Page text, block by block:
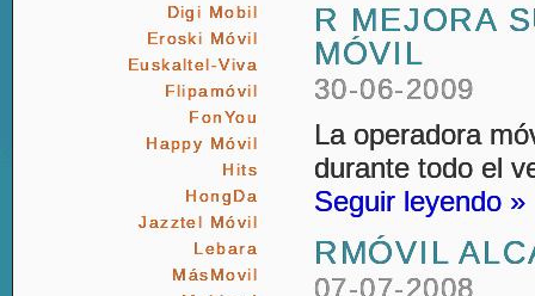
Digi Mobil
Eroski Móvil
Euskaltel-Viva
Flipamóvil
FonYou
Happy Móvil
Hits
HongDa
Jazztel Móvil
Lebara
MásMovil
R MEJORA
MÓVIL
30-06-2009
La operadora
durante todo el
Seguir leyendo »
RMÓVIL
07-07-2008